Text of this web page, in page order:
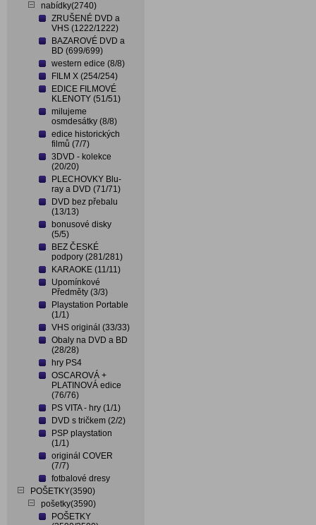
nabídky(2740)
ZRUŠENÉ DVD a
VHS (1222/1222)
BAZAROVÉ DVD a
BD (699/699)
western edice (8/8)
FILM X (254/254)
EDICE FILMOVÉ
KLENOTY (51/51)
milujeme
osmdesátky (8/8)
edice historických
filmů (7/7)
3DVD - kolekce
(20/20)
PLECHOVKY Blu-
ray a DVD (71/71)
DVD bez přebalu
(13/13)
bonusové disky
(5/5)
BEZ ČESKÉ
podpory (281/281)
KARAOKE (11/11)
Upomínkové
Předměty (3/3)
Playstation Portable
(1/1)
VHS originál (33/33)
Obaly na DVD a BD
(28/28)
hry PS4
OSCAROVÁ +
PLATINOVÁ edice
(76/76)
PS VITA - hry (1/1)
DVD s tričkem (2/2)
PSP playstation
(1/1)
originál COVER
(7/7)
fotbalové dresy
POŠETKY(3590)
pošetky(3590)
POŠETKY